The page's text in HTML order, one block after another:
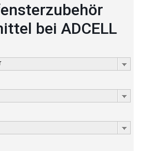
bei ADCELL